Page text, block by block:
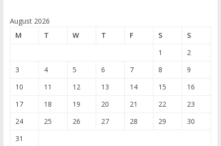
e
T
b
e
C
h
a
August 2026
M
T W T F S
S
1
2
3
4 5 6 7 8
9
10
11 12 13 14 15
16
17
18 19 20 21 22
23
24
25 26 27 28 29
30
31